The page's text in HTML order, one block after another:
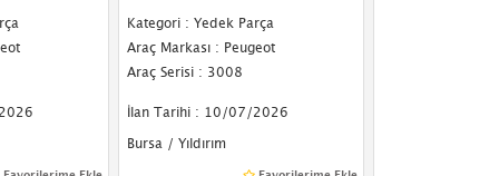
Kategori : Yedek Parça
Araç Markası : Peugeot
Araç Serisi : 3008
İlan Tarihi : 10/07/2026
Bursa / Yıldırım